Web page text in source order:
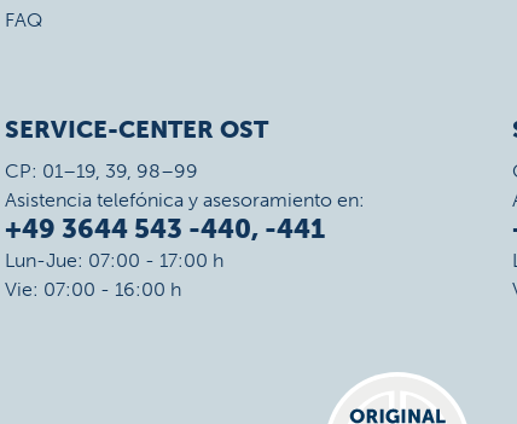
FAQ
SERVICE-CENTER OST
CP: 01–19, 39, 98–99
Asistencia telefónica y asesoramiento en:
+49 3644 543 -440, -441
Lun-Jue: 07:00 - 17:00 h
Vie: 07:00 - 16:00 h